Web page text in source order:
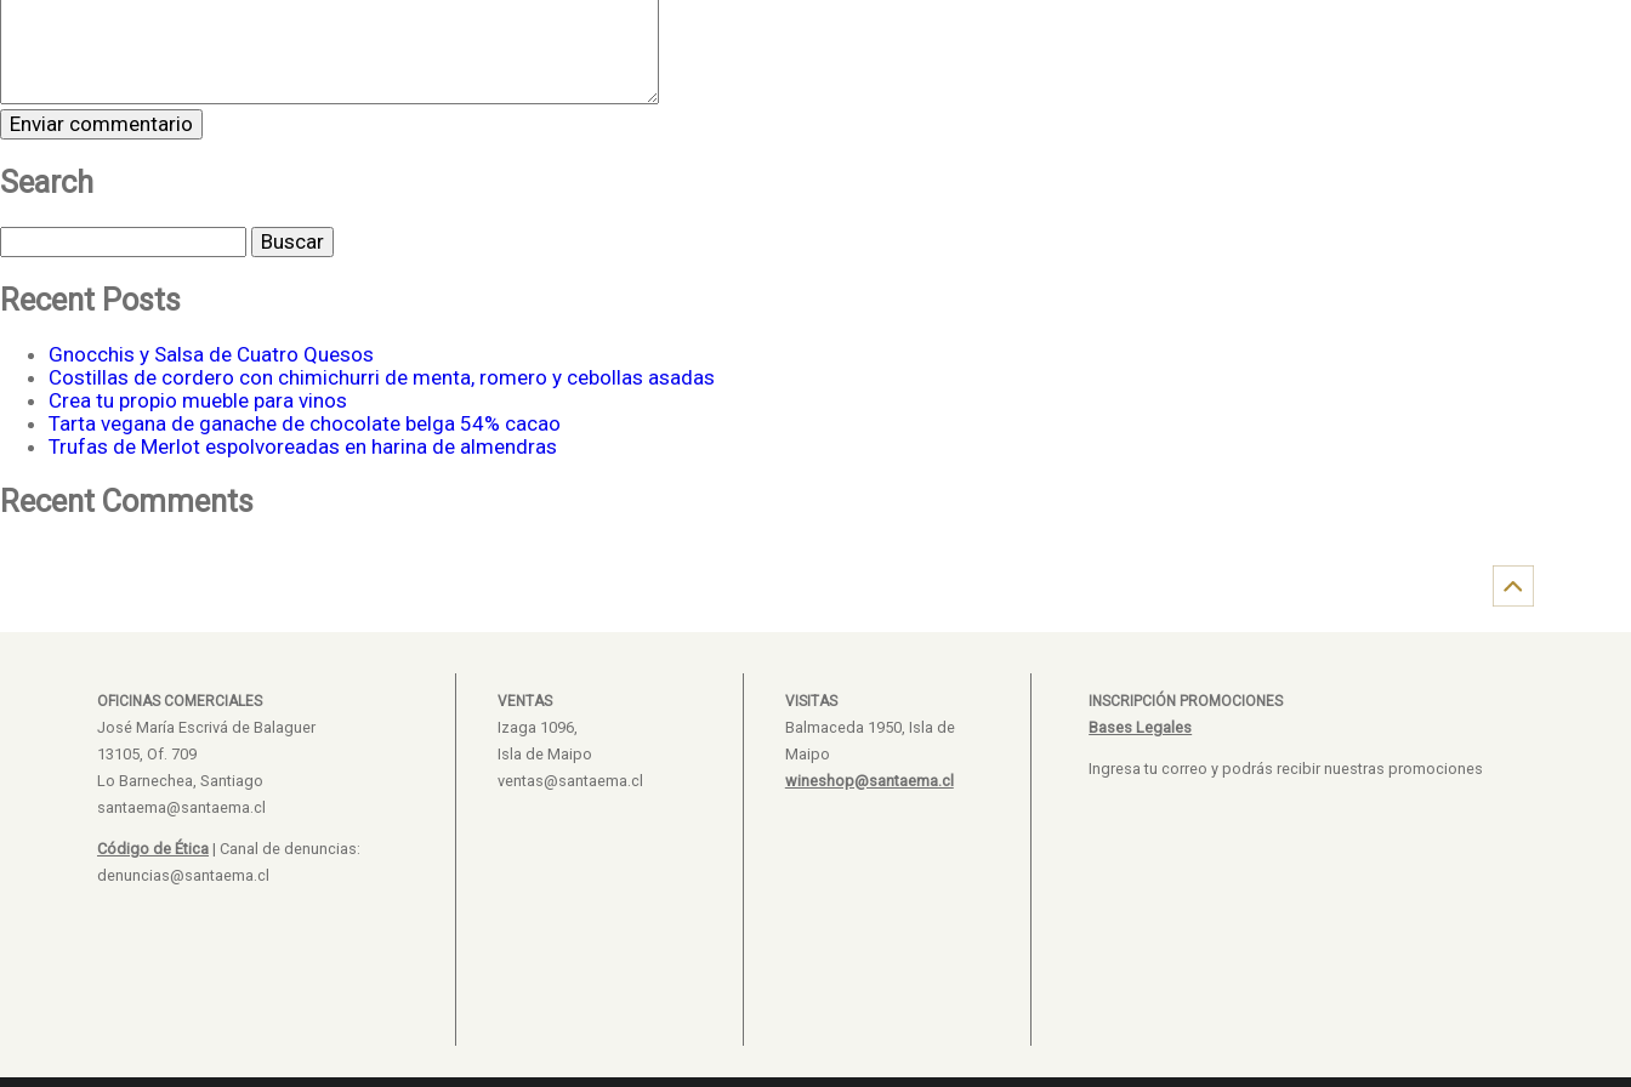
Search
Buscar
Recent Posts
Gnocchis y Salsa de Cuatro Quesos
Costillas de cordero con chimichurri de menta, romero y cebollas asadas
Crea tu propio mueble para vinos
Tarta vegana de ganache de chocolate belga 54% cacao
Trufas de Merlot espolvoreadas en harina de almendras
Recent Comments
OFICINAS COMERCIALES
José María Escrivá de Balaguer
13105, Of. 709
Lo Barnechea, Santiago
santaema@santaema.cl
Código de Ética | Canal de denuncias:
denuncias@santaema.cl
VENTAS
Izaga 1096,
Isla de Maipo
ventas@santaema.cl
VISITAS
Balmaceda 1950, Isla de
Maipo
wineshop@santaema.cl
INSCRIPCIÓN PROMOCIONES
Bases Legales
Ingresa tu correo y podrás recibir nuestras promociones